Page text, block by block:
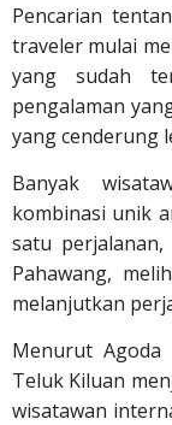
Pencarian
traveler mulai
yang sudah
pengalaman
yang cenderung
Banyak
kombinasi unik
satu
Pahawang,
melanjutkan
Menurut Agoda
Teluk Kiluan
wisatawan